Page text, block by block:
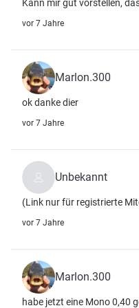
Kann mir gut vorstellen,
vor 7 Jahre
Marlon.300
ok danke dier
vor 7 Jahre
Unbekannt
(Link nur für registrierte
vor 7 Jahre
Marlon.300
habe jetzt eine Mono 0,40